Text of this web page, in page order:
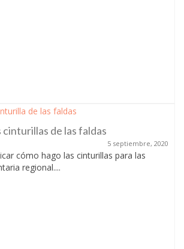
cinturillas de las faldas
5 septiembre, 2020
cómo hago las cinturillas para las
regional....